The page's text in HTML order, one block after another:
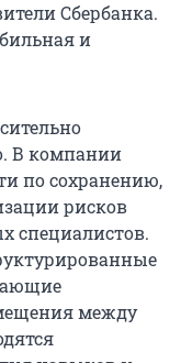
Сбербанка.
и
В компании
по сохранению,
рисков
специалистов.
между